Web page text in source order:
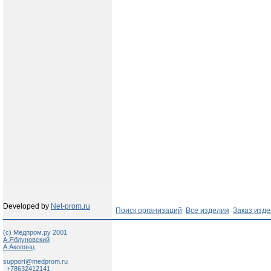
Developed by Net-prom.ru Поиск организаций Все изделия Заказ
(c) Медпром.ру 2001
А.Яблуновский
А.Акопянц
support@medprom.ru
+78632412141